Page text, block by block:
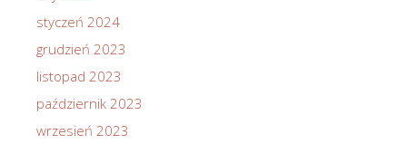
styczeń 2024
grudzień 2023
listopad 2023
październik 2023
wrzesień 2023